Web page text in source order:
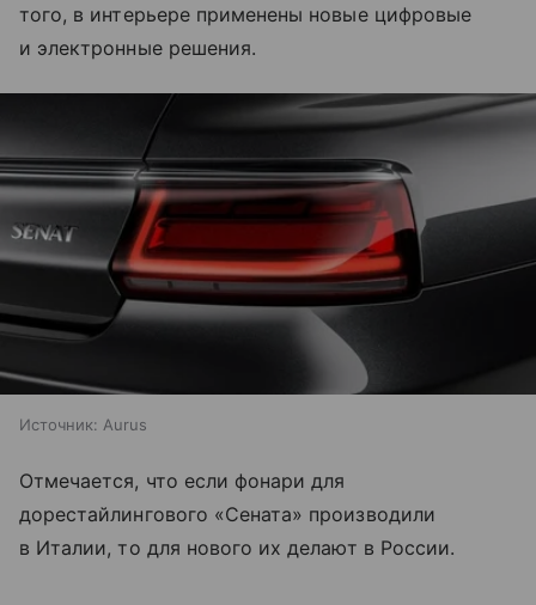
того, в интерьере применены новые цифровые
и электронные решения.
Источник: Aurus
Отмечается, что если фонари для
дорестайлингового «Сената» производили
в Италии, то для нового их делают в России.